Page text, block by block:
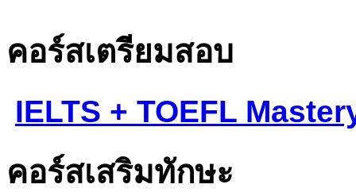
คอร์สเตรียมสอบ
IELTS + TOEFL
คอร์สเสริมทักษะ